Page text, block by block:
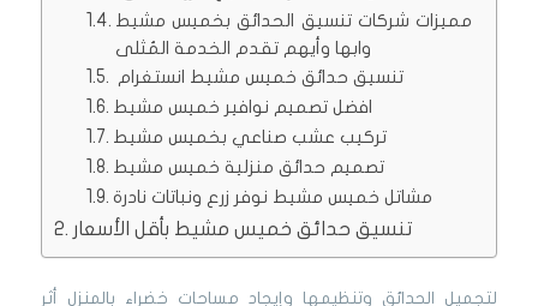
مميزات شركات تنسيق الحدائق بخميس مشيط
وابها وأيهم تقدم الخدمة المُثلى
تنسيق حدائق خميس مشيط انستغرام
افضل تصميم نوافير خميس مشيط
تركيب عشب صناعي بخميس مشيط
تصميم حدائق منزلية خميس مشيط
مشاتل خميس مشيط نوفر زرع ونباتات نادرة
تنسيق حدائق خميس مشيط بأقل الأسعار
لتجميل الحدائق وتنظيمها وإيجاد مساحات خضراء بالمنزل أثر